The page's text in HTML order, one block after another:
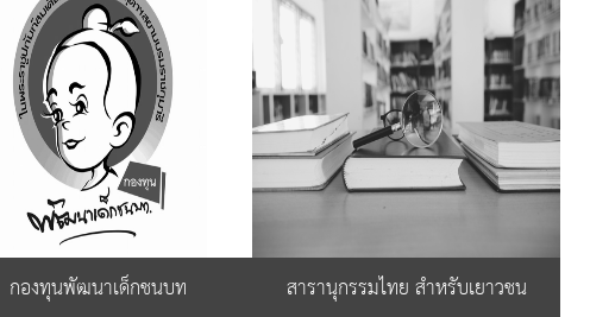
กองทุนพัฒนาเด็กชนบท สารานุกรรมไทย สำหรับเยาวชน